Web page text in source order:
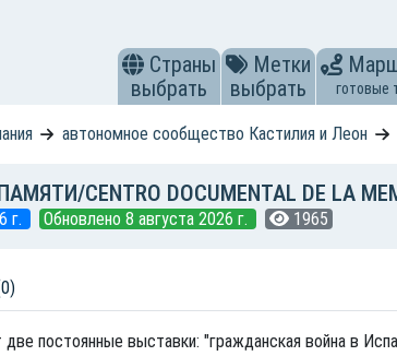
Страны
выбрать
Метки
выбрать
готовые
автономное сообщество Кастилия и Леон
CENTRO DOCUMENTAL DE LA
г. Обновлено 8 августа 2026 г. 1965
постоянные выставки: "гражданская война в